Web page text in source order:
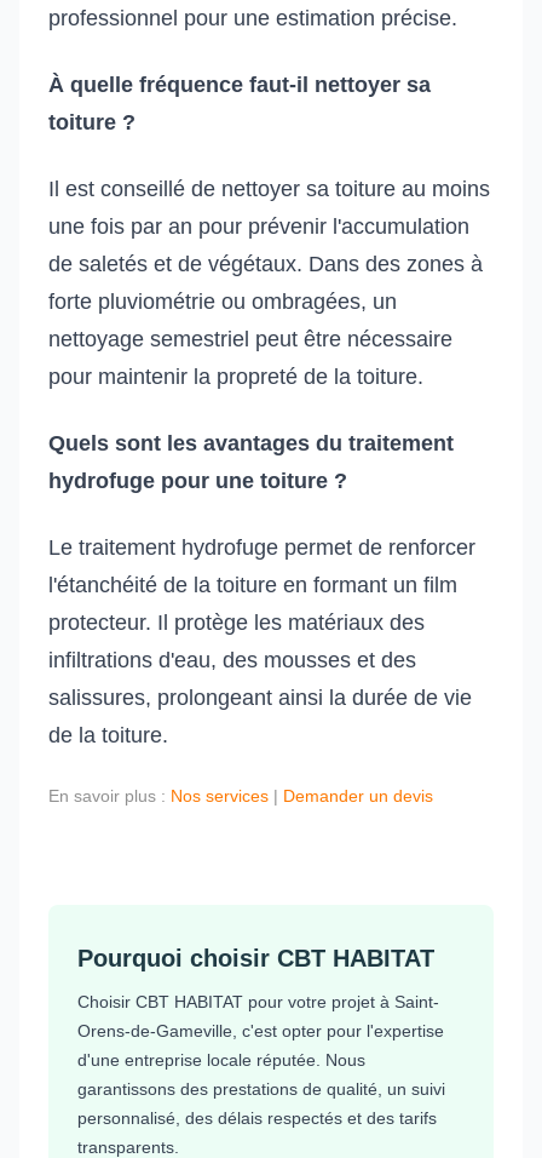
professionnel pour une estimation précise.
À quelle fréquence faut-il nettoyer sa
toiture ?
Il est conseillé de nettoyer sa toiture au moins
une fois par an pour prévenir l'accumulation
de saletés et de végétaux. Dans des zones à
forte pluviométrie ou ombragées, un
nettoyage semestriel peut être nécessaire
pour maintenir la propreté de la toiture.
Quels sont les avantages du traitement
hydrofuge pour une toiture ?
Le traitement hydrofuge permet de renforcer
l'étanchéité de la toiture en formant un film
protecteur. Il protège les matériaux des
infiltrations d'eau, des mousses et des
salissures, prolongeant ainsi la durée de vie
de la toiture.
En savoir plus : Nos services | Demander un devis
Pourquoi choisir CBT HABITAT
Choisir CBT HABITAT pour votre projet à Saint-
Orens-de-Gameville, c'est opter pour l'expertise
d'une entreprise locale réputée. Nous
garantissons des prestations de qualité, un suivi
personnalisé, des délais respectés et des tarifs
transparents.